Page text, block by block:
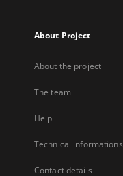
About Project
About the project
The team
Help
Technical informations
Contact details